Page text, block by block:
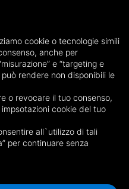
by mail
cookie o tecnologie simili
anche per
e “targeting e
rendere non disponibili le
o revocare il tuo consenso,
cookie del tuo
all`utilizzo di tali
per continuare senza